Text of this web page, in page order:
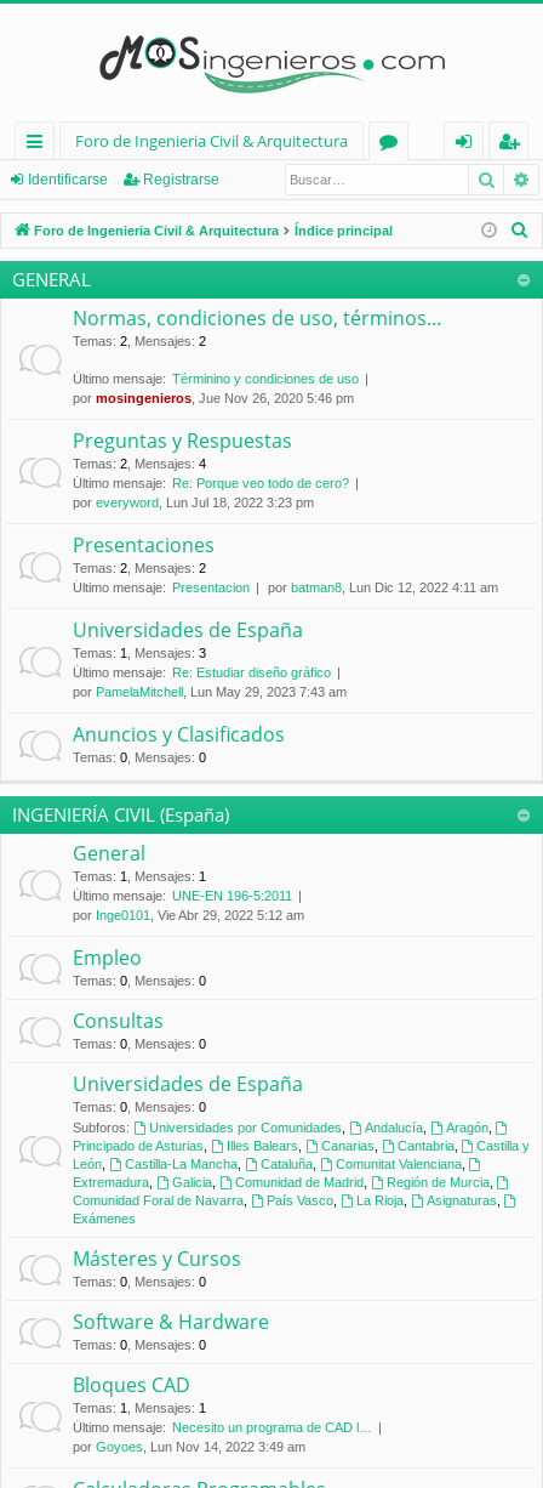
nl
ac
es
rá
d
Foro de Ingenieria Civil & Arquitectura
os
nt
ifi
eg
ist
ra
Identificarse Registrarse
Foro de Ingenieria Civil & Arquitectura Índice principal
GENERAL
Normas, condiciones de uso, términos...
Temas: 2 Mensajes: 2
Último mensaje: Términino y condiciones de uso
por mosingenieros , Jue Nov 26, 2020 5:46 pm
Preguntas y Respuestas
Temas: 2 Mensajes: 4
Último mensaje: Re: Porque veo todo de cero?
por everyword , Lun Jul 18, 2022 3:23 pm
Presentaciones
Temas: 2 Mensajes: 2
Último mensaje: Presentacion por batman8 , Lun Dic 12, 2022 4:11 am
Universidades de España
Temas: 1 Mensajes: 3
Último mensaje: Re: Estudiar diseño gráfico
por PamelaMitchell , Lun May 29, 2023 7:43 am
Anuncios y Clasificados
Temas: 0 Mensajes: 0
INGENIERÍA CIVIL (España)
General
Temas: 1 Mensajes: 1
Último mensaje: UNE-EN 196-5:2011
por Inge0101 , Vie Abr 29, 2022 5:12 am
Empleo
Temas: 0 Mensajes: 0
Consultas
Temas: 0 Mensajes: 0
Universidades de España
Temas: 0 Mensajes: 0
Subforos:
Universidades por Comunidades Andalucía, Aragón,
Principado de Asturias
Illes Balears Canarias Cantabria,
Castilla y
León
Castilla-La Mancha, Cataluña, Comunitat Valenciana,
Extremadura
Galicia, Comunidad de Madrid, Región de Murcia,
Comunidad Foral de Navarra
País Vasco, La Rioja, Asignaturas
Exámenes
Másteres y Cursos
Temas: 0 Mensajes: 0
Software & Hardware
Temas: 0 Mensajes: 0
Bloques CAD
Temas: 1 Mensajes: 1
Último mensaje: Necesito un programa de CAD l…
por Goyoes , Lun Nov 14, 2022 3:49 am